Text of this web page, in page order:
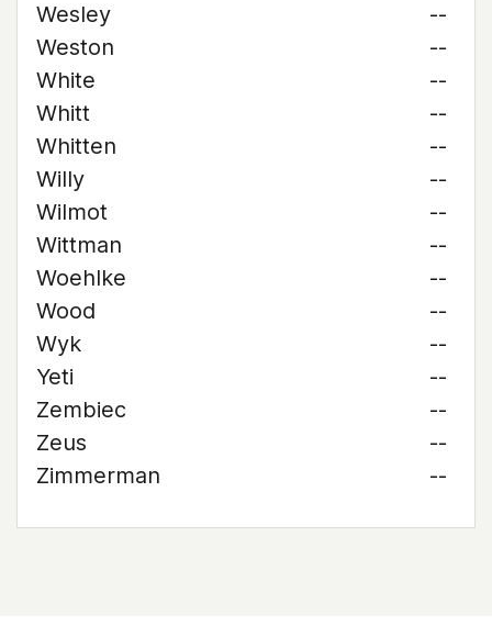
Wesley
--
Weston
--
White
--
Whitt
--
Whitten
--
Willy
--
Wilmot
--
Wittman
--
Woehlke
--
Wood
--
Wyk
--
Yeti
--
Zembiec
--
Zeus
--
Zimmerman
--